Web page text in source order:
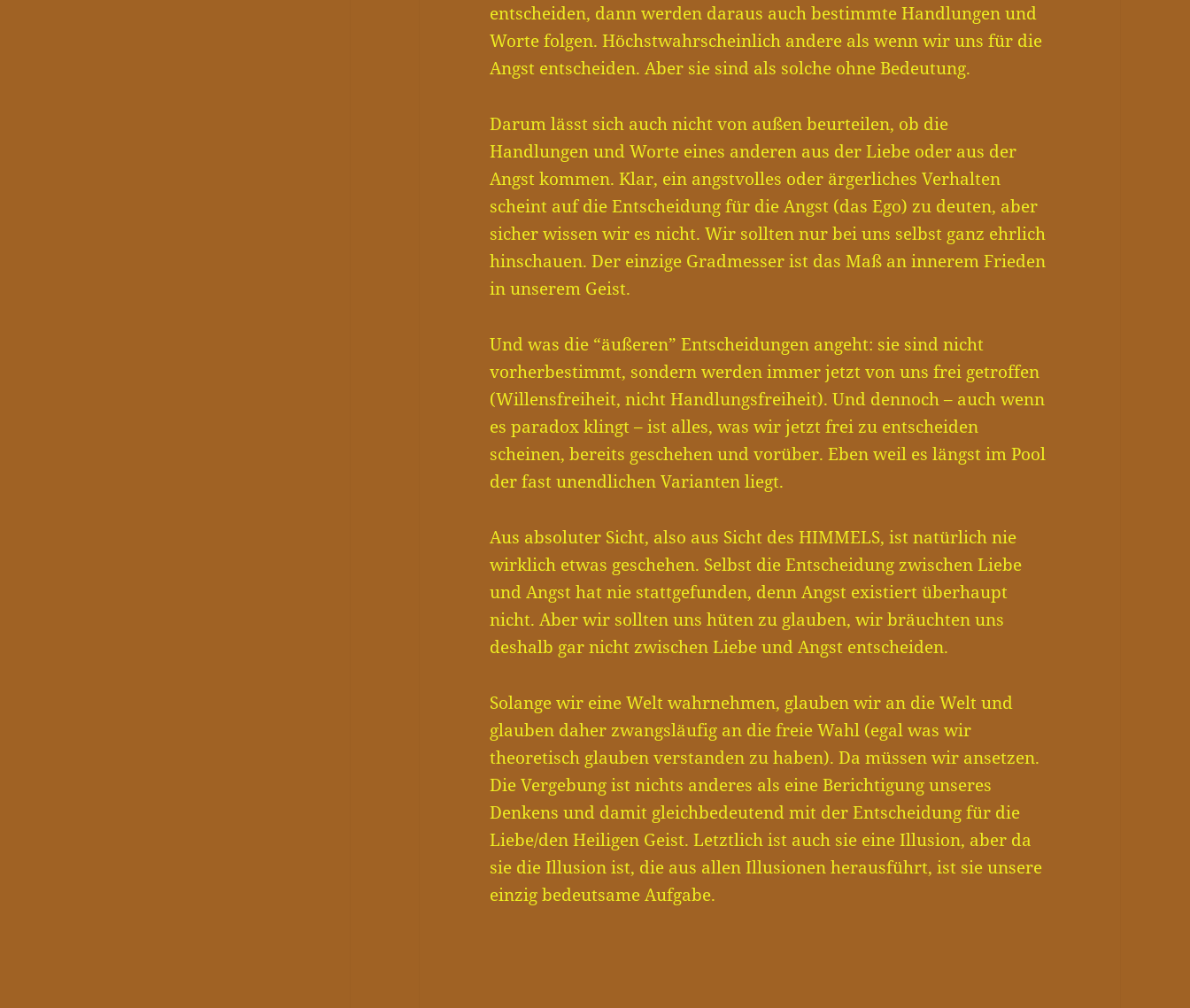
entscheiden, dann werden daraus auch bestimmte Handlungen und
Worte folgen. Höchstwahrscheinlich andere als wenn wir uns für die
Angst entscheiden. Aber sie sind als solche ohne Bedeutung.
Darum lässt sich auch nicht von außen beurteilen, ob die
Handlungen und Worte eines anderen aus der Liebe oder aus der
Angst kommen. Klar, ein angstvolles oder ärgerliches Verhalten
scheint auf die Entscheidung für die Angst (das Ego) zu deuten, aber
sicher wissen wir es nicht. Wir sollten nur bei uns selbst ganz ehrlich
hinschauen. Der einzige Gradmesser ist das Maß an innerem Frieden
in unserem Geist.
Und was die “äußeren” Entscheidungen angeht: sie sind nicht
vorherbestimmt, sondern werden immer jetzt von uns frei getroffen
(Willensfreiheit, nicht Handlungsfreiheit). Und dennoch – auch wenn
es paradox klingt – ist alles, was wir jetzt frei zu entscheiden
scheinen, bereits geschehen und vorüber. Eben weil es längst im Pool
der fast unendlichen Varianten liegt.
Aus absoluter Sicht, also aus Sicht des HIMMELS, ist natürlich nie
wirklich etwas geschehen. Selbst die Entscheidung zwischen Liebe
und Angst hat nie stattgefunden, denn Angst existiert überhaupt
nicht. Aber wir sollten uns hüten zu glauben, wir bräuchten uns
deshalb gar nicht zwischen Liebe und Angst entscheiden.
Solange wir eine Welt wahrnehmen, glauben wir an die Welt und
glauben daher zwangsläufig an die freie Wahl (egal was wir
theoretisch glauben verstanden zu haben). Da müssen wir ansetzen.
Die Vergebung ist nichts anderes als eine Berichtigung unseres
Denkens und damit gleichbedeutend mit der Entscheidung für die
Liebe/den Heiligen Geist. Letztlich ist auch sie eine Illusion, aber da
sie die Illusion ist, die aus allen Illusionen herausführt, ist sie unsere
einzig bedeutsame Aufgabe.